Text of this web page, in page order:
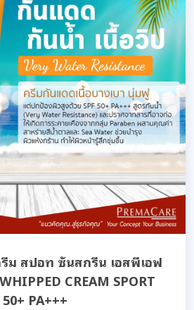
ม สปอท ซันสกรีน เอสพีเอฟ
CREAM SPORT
50+ PA+++